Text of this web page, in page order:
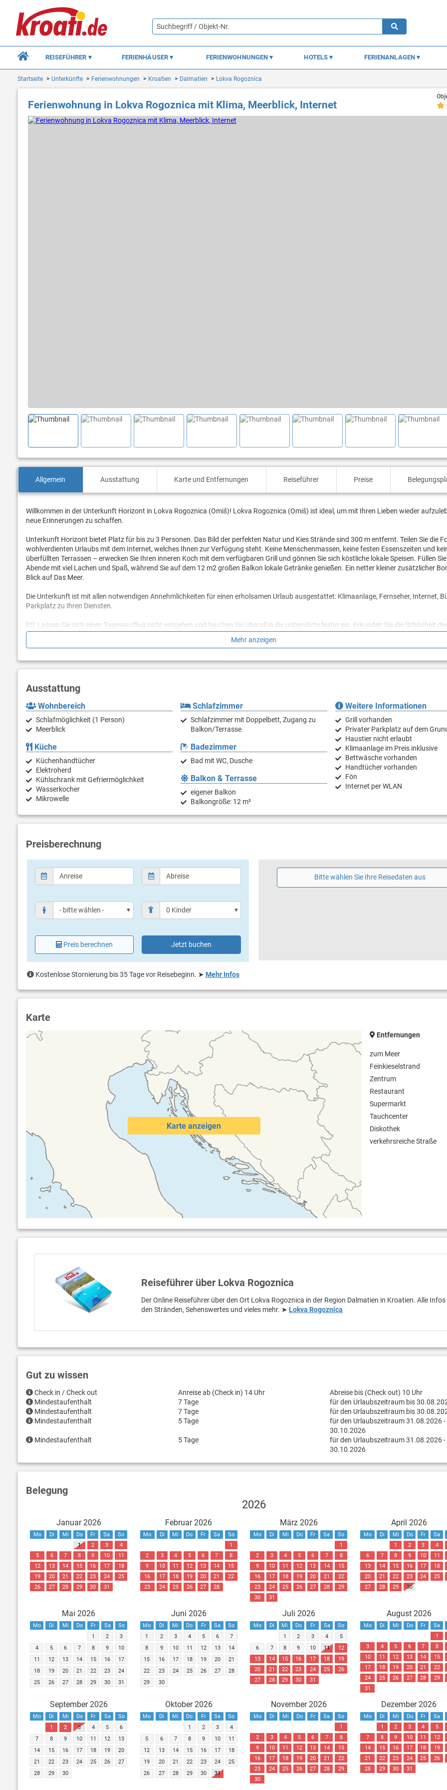
REISEFÜHRER FERIENHÄUSER FERIENWOHNUNGEN HOTELS FERIENANLAGEN
Startseite Unterkünfte Ferienwohnungen Kroatien Dalmatien Lokva Rogoznica
Ferienwohnung in Lokva Rogoznica mit Klima, Meerblick, Internet
Allgemein Ausstattung Karte und Entfernungen Reiseführer Preise
Willkommen in der Unterkunft Horizont in Lokva Rogoznica (Omiš)! Lokva Rogoznica (Omiš) ist ideal, um mit Ihren Lieben wieder
neue Erinnerungen zu schaffen.
Unterkunft Horizont bietet Platz für bis zu 3 Personen. Das Bild der perfekten Natur und Kies Strände sind 300 m entfernt. Teilen Sie die
wohlverdienten Urlaubs mit dem Internet, welches Ihnen zur Verfügung steht. Keine Menschenmassen, keine festen Essenszeiten und
überfüllten Terrassen – erwecken Sie Ihren inneren Koch mit dem verfügbaren Grill und gönnen Sie sich köstliche lokale Speisen. Füllen
Abende mit viel Lachen und Spaß, während Sie auf dem 12 m2 großen Balkon lokale Getränke genießen. Ein netter kleiner zusätzlicher
Blick auf Das Meer.
Die Unterkunft ist mit allen notwendigen Annehmlichkeiten für einen erholsamen Urlaub ausgestattet: Klimaanlage, Fernseher, Internet,
Parkplatz zu Ihren Diensten.
PS: Lassen Sie sich einen Tagesausflug nicht entgehen und tauchen Sie überall in die unberührte Natur ein. Erkunden Sie die Schönheit
Rogoznica (Omiš) entfernten Zentrums von 300 m.
Mehr anzeigen
Ausstattung
Wohnbereich
Schlafmöglichkeit (1 Person)
Meerblick
Küche
Küchenhandtücher
Elektroherd
Kühlschrank mit Gefriermöglichkeit
Wasserkocher
Mikrowelle
Schlafzimmer
Schlafzimmer mit Doppelbett, Zugang zu
Balkon/Terrasse
Badezimmer
Bad mit WC, Dusche
Balkon & Terrasse
eigener Balkon
Balkongröße: 12 m²
Weitere Informationen
Grill vorhanden
Privater Parkplatz auf dem
Haustier nicht erlaubt
Klimaanlage im Preis inklusive
Bettwäsche vorhanden
Handtücher vorhanden
Fön
Internet per WLAN
Preisberechnung
Preis berechnen Jetzt buchen
Kostenlose Stornierung bis 35 Tage vor Reisebeginn. ➤ Mehr Infos
Bitte wählen Sie Ihre Reisedaten aus
Karte
Karte anzeigen
Entfernungen
zum Meer
Feinkieselstrand
Zentrum
Restaurant
Supermarkt
Tauchcenter
Diskothek
verkehrsreiche Straße
Reiseführer über Lokva Rogoznica
Der Online Reiseführer über den Ort Lokva Rogoznica in der Region Dalmatien in Kroatien. Alle Infos
den Stränden, Sehenswertes und vieles mehr. ➤ Lokva Rogoznica
Gut zu wissen
Check in / Check out Anreise ab (Check in) 14 Uhr
Abreise bis (Check out) 10 Uhr
Mindestaufenthalt
7 Tage
für den Urlaubszeitraum bis
Mindestaufenthalt
7 Tage
für den Urlaubszeitraum bis
Mindestaufenthalt
5 Tage
für den Urlaubszeitraum 31.08.2026 -
30.10.2026
Mindestaufenthalt
5 Tage
für den Urlaubszeitraum 31.08.2026 -
30.10.2026
Belegung
2026
Januar 2026
Mo Di Mi Do Fr Sa
So
1
2 3
4
5
6 7 8 9 10
11
12
13 14 15 16 17
18
19
20 21 22 23 24
25
26
27 28 29 30 31
Februar 2026
Mo Di Mi Do Fr Sa
So
1
2
3 4 5 6 7
8
9
10 11 12 13 14
15
16
17 18 19 20 21
22
23
24 25 26 27 28
März 2026
Mo Di Mi Do Fr Sa
So
1
2
3 4 5 6 7
8
9
10 11 12 13 14
15
16
17 18 19 20 21
22
23
24 25 26 27 28
29
30
31
April 2026
Mo Di Mi Do Fr Sa
1
2 3 4
6
7 8 9 10 11
13
14 15 16 17 18
20
21 22 23 24 25
27
28 29 30
Mai 2026
Mo Di Mi Do Fr Sa
So
1
2
3
4
5 6 7 8 9
10
11
12 13 14 15 16
17
18
19 20 21 22 23
24
25
26 27 28 29 30 31
Juni 2026
Mo Di Mi Do Fr Sa
So
1
2 3 4 5 6
7
8
9 10 11 12 13
14
15
16 17 18 19 20
21
22
23 24 25 26 27
28
29
30
Juli 2026
Mo Di Mi Do Fr Sa
So
1
2 3 4
5
6
7 8 9 10 11
12
13
14 15 16 17 18
19
20
21 22 23 24 25
26
27
28 29 30 31
August 2026
Mo Di Mi Do Fr Sa
1
3
4 5 6 7 8
10
11 12 13 14 15
17
18 19 20 21 22
24
25 26 27 28 29
31
September 2026
Mo Di Mi Do Fr Sa
So
1
2 3 4 5
6
7
8 9 10 11 12
13
14
15 16 17 18 19
20
21
22 23 24 25 26
27
28
29 30
Oktober 2026
Mo Di Mi Do Fr Sa
So
1
2 3
4
5
6 7 8 9 10
11
12
13 14 15 16 17
18
19
20 21 22 23 24
25
26
27 28 29 30 31
November 2026
Mo Di Mi Do Fr Sa
So
1
2
3 4 5 6 7
8
9
10 11 12 13 14
15
16
17 18 19 20 21
22
23
24 25 26 27 28
29
30
Dezember 2026
Mo Di Mi Do Fr Sa
1
2 3 4 5
7
8 9 10 11 12
14
15 16 17 18 19
21
22 23 24 25 26
28
29 30 31